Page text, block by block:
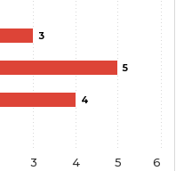
3
5
4
3 4 5 6